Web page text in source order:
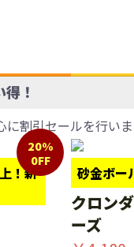
！
に割引セールを行い
！新
20%
0FF
砂金ボー
クロン
ーズ